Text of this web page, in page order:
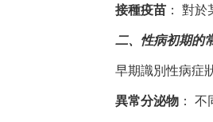
接種疫苗 ： 對
二、性病初期的
早期識別性病症
異常分泌物 ：